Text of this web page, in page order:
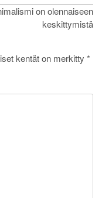
on olennaiseen
keskittymistä
kentät on merkitty *